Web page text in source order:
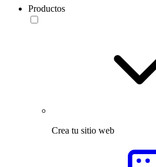
Productos
Crea tu sitio web